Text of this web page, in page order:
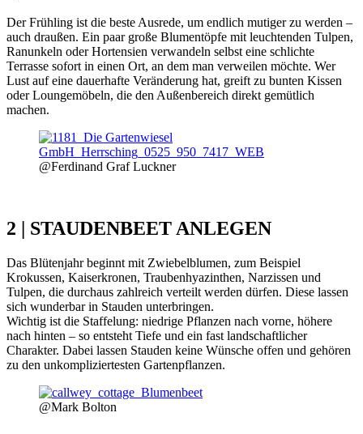
Der Frühling ist die beste Ausrede, um endlich mutiger zu werden –
auch draußen. Ein paar große Blumentöpfe mit leuchtenden Tulpen,
Ranunkeln oder Hortensien verwandeln selbst eine schlichte
Terrasse sofort in einen Ort, an dem man verweilen möchte. Wer
Lust auf eine dauerhafte Veränderung hat, greift zu bunten Kissen
oder Loungemöbeln, die den Außenbereich direkt gemütlich
machen.
@Ferdinand Graf Luckner
2 | STAUDENBEET ANLEGEN
Das Blütenjahr beginnt mit Zwiebelblumen, zum Beispiel
Krokussen, Kaiserkronen, Traubenhyazinthen, Narzissen und
Tulpen, die durchaus zahlreich verteilt werden dürfen. Diese lassen
sich wunderbar in Stauden unterbringen.
Wichtig ist die Staffelung: niedrige Pflanzen nach vorne, höhere
nach hinten – so entsteht Tiefe und ein fast landschaftlicher
Charakter. Dabei lassen Stauden keine Wünsche offen und gehören
zu den unkompliziertesten Gartenpflanzen.
@Mark Bolton